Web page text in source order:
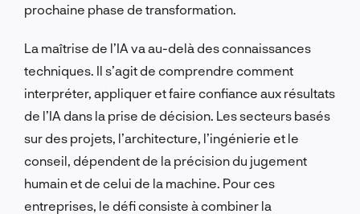
prochaine phase de transformation.
La maîtrise de l’IA va au-delà des connaissances
techniques. Il s’agit de comprendre comment
interpréter, appliquer et faire confiance aux résultats
de l’IA dans la prise de décision. Les secteurs basés
sur des projets, l’architecture, l’ingénierie et le
conseil, dépendent de la précision du jugement
humain et de celui de la machine. Pour ces
entreprises, le défi consiste à combiner la